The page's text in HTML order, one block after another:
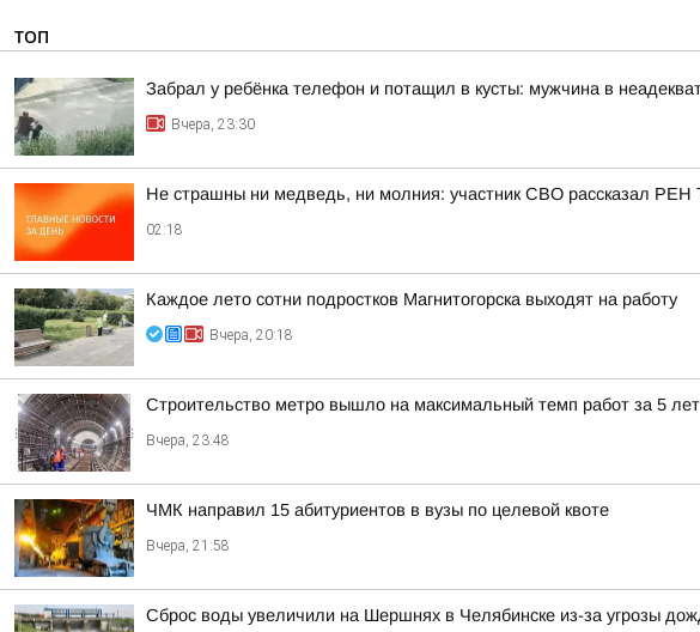
ТОП
Забрал у ребёнка телефон и потащил в кусты: мужчина в
Вчера, 23:30
Не страшны ни медведь, ни молния: участник СВО рассказал РЕН
02:18
Каждое лето сотни подростков Магнитогорска выходят на работу
Вчера, 20:18
Строительство метро вышло на максимальный темп работ за 5 лет
Вчера, 23:48
ЧМК направил 15 абитуриентов в вузы по целевой квоте
Вчера, 21:58
Сброс воды увеличили на Шершнях в Челябинске из-за угрозы